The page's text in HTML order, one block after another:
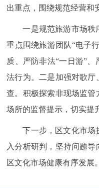
出重点，围绕规范经营和
一是规范旅游市场秩
重点围绕旅游团队“电子
质、严防非法“一日游”
法行为。二是加强对歌
查。积极探索非现场监
场所的监督提示，切实提
下一步，区文化市场
入分析研判，坚持问题
区文化市场健康有序发展。